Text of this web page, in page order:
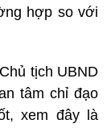
hợp so với
tịch UBND
tâm chỉ đạo
xem đây là